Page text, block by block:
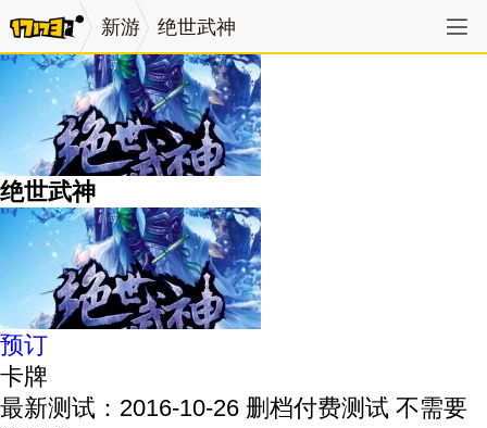
新游 绝世武神
绝世武神
预订
卡牌
最新测试：2016-10-26 删档付费测试 不需要